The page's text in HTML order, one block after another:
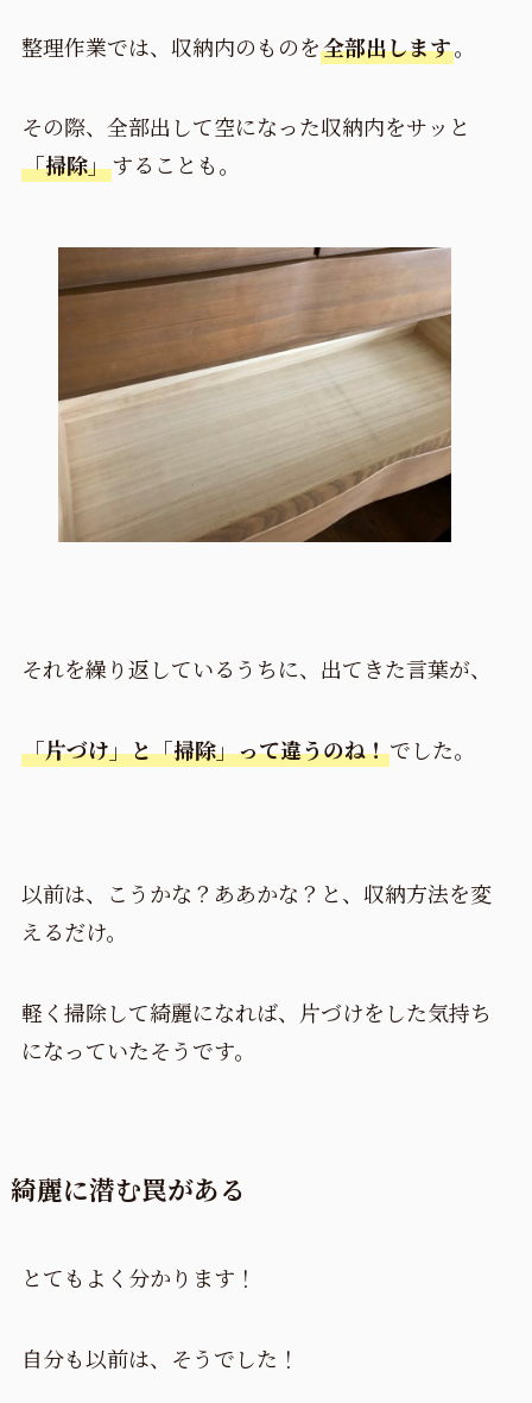
整理作業では、収納内のものを全部出します。
その際、全部出して空になった収納内をサッと
「掃除」することも。
それを繰り返しているうちに、出てきた言葉が、
「片づけ」と「掃除」って違うのね！でした。
以前は、こうかな？ああかな？と、収納方法を変
えるだけ。
軽く掃除して綺麗になれば、片づけをした気持ち
になっていたそうです。
綺麗に潜む罠がある
とてもよく分かります！
自分も以前は、そうでした！